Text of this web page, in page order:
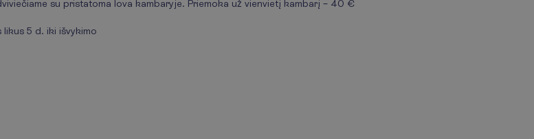
su pristatoma lova kambaryje. Priemoka už vienvietį kambarį – 40 €
5 d. iki išvykimo